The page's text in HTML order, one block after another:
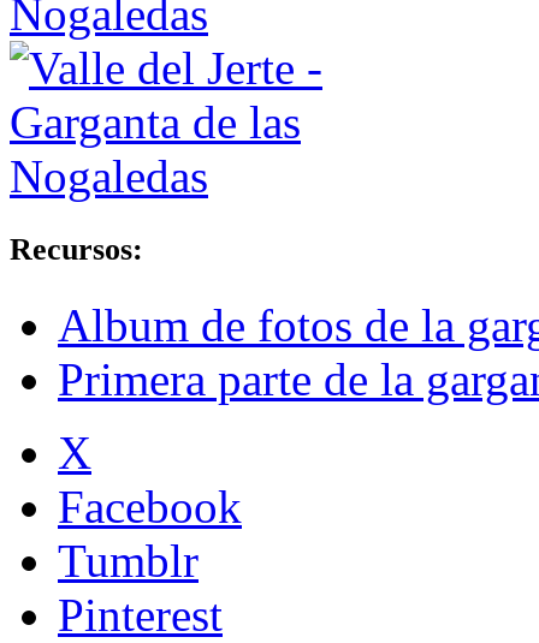
Recursos:
Album de fotos de la
Primera parte de la
X
Facebook
Tumblr
Pinterest